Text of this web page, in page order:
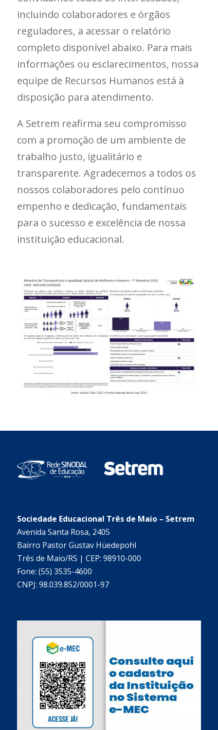
incluindo colaboradores e órgãos
reguladores, a acessar o relatório
completo disponível abaixo. Para mais
informações ou esclarecimentos, nossa
equipe de Recursos Humanos está à
disposição para atendimento.
A Setrem reafirma seu compromisso
com a promoção de um ambiente de
trabalho justo, igualitário e
transparente. Agradecemos a todos os
nossos colaboradores pelo contínuo
empenho e dedicação, fundamentais
para o sucesso e excelência de nossa
instituição educacional.
Sociedade Educacional Três de Maio – Setrem
Avenida Santa Rosa, 2405
Bairro Pastor Gustav Hüedepohl
Três de Maio/RS | CEP: 98910-000
Fone: (55) 3535-4600
CNPJ: 98.039.852/0001-97